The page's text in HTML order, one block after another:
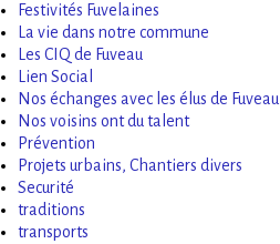
Festivités Fuvelaines
La vie dans notre commune
Les CIQ de Fuveau
Lien Social
Nos échanges avec les élus de Fuveau
Nos voisins ont du talent
Prévention
Projets urbains, Chantiers divers
Securité
traditions
transports